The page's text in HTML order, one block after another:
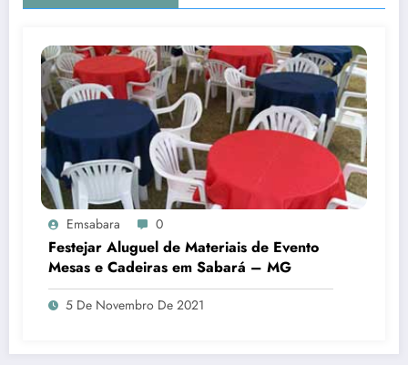
Emsabara 0
Festejar Aluguel de Materiais de Evento
Mesas e Cadeiras em Sabará – MG
5 De Novembro De 2021